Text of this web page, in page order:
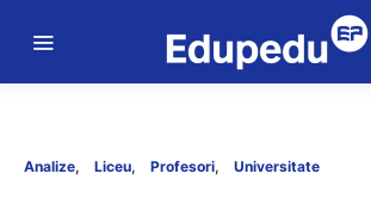
Analize Liceu Profesori Universitate